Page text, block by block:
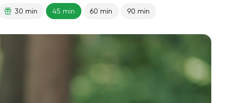
30 min 45 min 60 min 90 min
sielun lento 01:44